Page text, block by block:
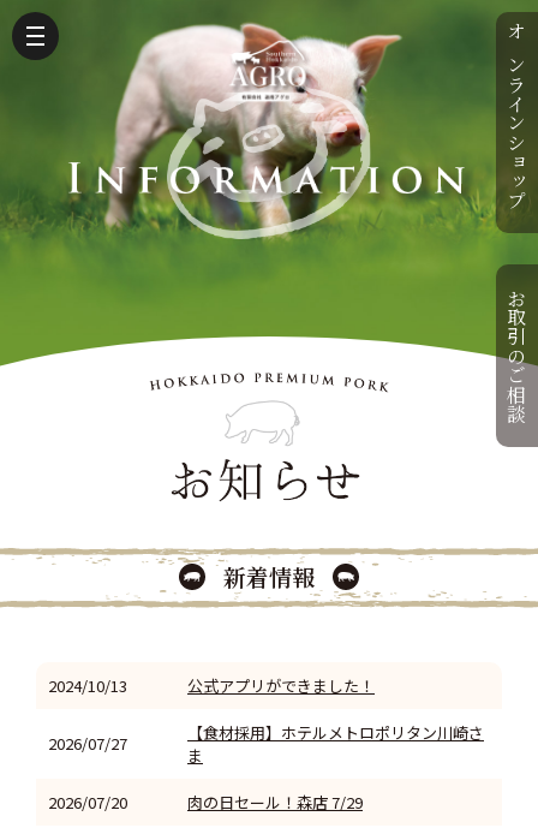
オンラインショップ
お取引のご相談
新着情報
2024/10/13 公式アプリができました！
2026/07/27
【食材採用】ホテルメトロポリタン川崎さ
ま
2026/07/20 肉の日セール！森店 7/29